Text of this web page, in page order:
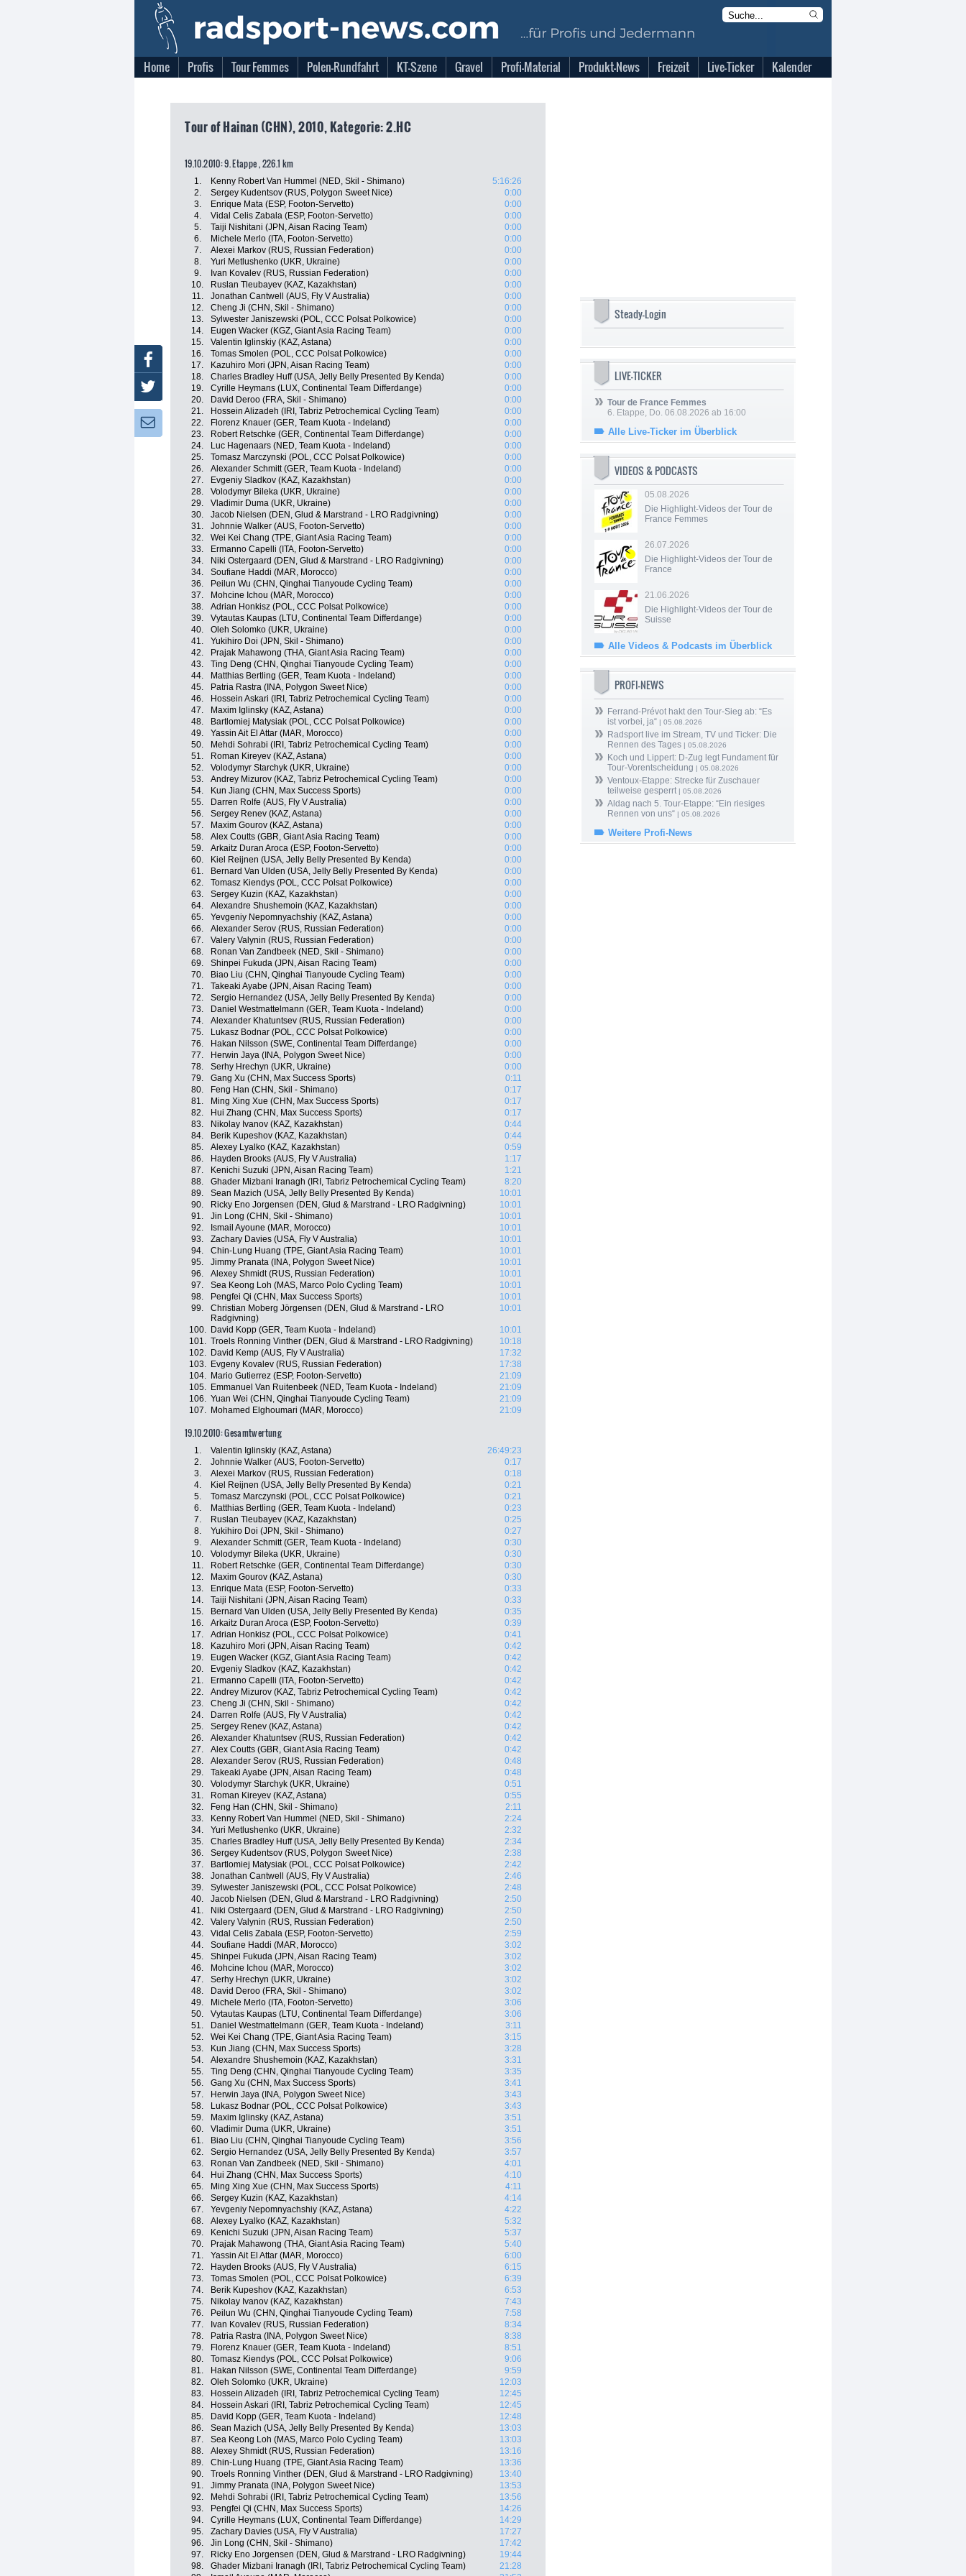
Home Profis Tour Femmes Polen-Rundfahrt KT-Szene Gravel Profi-Material Produkt-News Freizeit Live-Ticker Kalender
Tour of Hainan (CHN), 2010, Kategorie: 2.HC
19.10.2010: 9. Etappe , 226.1 km
1. Kenny Robert Van Hummel (NED, Skil - Shimano)
5:16:26
2.
Sergey Kudentsov (RUS, Polygon Sweet Nice)
0:00
3.
Enrique Mata (ESP, Footon-Servetto)
0:00
4.
Vidal Celis Zabala (ESP, Footon-Servetto)
0:00
5.
Taiji Nishitani (JPN, Aisan Racing Team)
0:00
6.
Michele Merlo (ITA, Footon-Servetto)
0:00
7.
Alexei Markov (RUS, Russian Federation)
0:00
8.
Yuri Metlushenko (UKR, Ukraine)
0:00
9.
Ivan Kovalev (RUS, Russian Federation)
0:00
10.
Ruslan Tleubayev (KAZ, Kazakhstan)
0:00
11.
Jonathan Cantwell (AUS, Fly V Australia)
0:00
12.
Cheng Ji (CHN, Skil - Shimano)
0:00
13.
Sylwester Janiszewski (POL, CCC Polsat Polkowice)
0:00
14.
Eugen Wacker (KGZ, Giant Asia Racing Team)
0:00
15.
Valentin Iglinskiy (KAZ, Astana)
0:00
16.
Tomas Smolen (POL, CCC Polsat Polkowice)
0:00
17.
Kazuhiro Mori (JPN, Aisan Racing Team)
0:00
18.
Charles Bradley Huff (USA, Jelly Belly Presented By Kenda)
0:00
19.
Cyrille Heymans (LUX, Continental Team Differdange)
0:00
20.
David Deroo (FRA, Skil - Shimano)
0:00
21.
Hossein Alizadeh (IRI, Tabriz Petrochemical Cycling Team)
0:00
22.
Florenz Knauer (GER, Team Kuota - Indeland)
0:00
23.
Robert Retschke (GER, Continental Team Differdange)
0:00
24.
Luc Hagenaars (NED, Team Kuota - Indeland)
0:00
25.
Tomasz Marczynski (POL, CCC Polsat Polkowice)
0:00
26.
Alexander Schmitt (GER, Team Kuota - Indeland)
0:00
27.
Evgeniy Sladkov (KAZ, Kazakhstan)
0:00
28.
Volodymyr Bileka (UKR, Ukraine)
0:00
29.
Vladimir Duma (UKR, Ukraine)
0:00
30.
Jacob Nielsen (DEN, Glud & Marstrand - LRO Radgivning)
0:00
31.
Johnnie Walker (AUS, Footon-Servetto)
0:00
32.
Wei Kei Chang (TPE, Giant Asia Racing Team)
0:00
33.
Ermanno Capelli (ITA, Footon-Servetto)
0:00
34.
Niki Ostergaard (DEN, Glud & Marstrand - LRO Radgivning)
0:00
34.
Soufiane Haddi (MAR, Morocco)
0:00
36.
Peilun Wu (CHN, Qinghai Tianyoude Cycling Team)
0:00
37.
Mohcine Ichou (MAR, Morocco)
0:00
38.
Adrian Honkisz (POL, CCC Polsat Polkowice)
0:00
39.
Vytautas Kaupas (LTU, Continental Team Differdange)
0:00
40.
Oleh Solomko (UKR, Ukraine)
0:00
41.
Yukihiro Doi (JPN, Skil - Shimano)
0:00
42.
Prajak Mahawong (THA, Giant Asia Racing Team)
0:00
43.
Ting Deng (CHN, Qinghai Tianyoude Cycling Team)
0:00
44.
Matthias Bertling (GER, Team Kuota - Indeland)
0:00
45.
Patria Rastra (INA, Polygon Sweet Nice)
0:00
46.
Hossein Askari (IRI, Tabriz Petrochemical Cycling Team)
0:00
47.
Maxim Iglinsky (KAZ, Astana)
0:00
48.
Bartlomiej Matysiak (POL, CCC Polsat Polkowice)
0:00
49.
Yassin Ait El Attar (MAR, Morocco)
0:00
50.
Mehdi Sohrabi (IRI, Tabriz Petrochemical Cycling Team)
0:00
51.
Roman Kireyev (KAZ, Astana)
0:00
52.
Volodymyr Starchyk (UKR, Ukraine)
0:00
53.
Andrey Mizurov (KAZ, Tabriz Petrochemical Cycling Team)
0:00
54.
Kun Jiang (CHN, Max Success Sports)
0:00
55.
Darren Rolfe (AUS, Fly V Australia)
0:00
56.
Sergey Renev (KAZ, Astana)
0:00
57.
Maxim Gourov (KAZ, Astana)
0:00
58.
Alex Coutts (GBR, Giant Asia Racing Team)
0:00
59.
Arkaitz Duran Aroca (ESP, Footon-Servetto)
0:00
60.
Kiel Reijnen (USA, Jelly Belly Presented By Kenda)
0:00
61.
Bernard Van Ulden (USA, Jelly Belly Presented By Kenda)
0:00
62.
Tomasz Kiendys (POL, CCC Polsat Polkowice)
0:00
63.
Sergey Kuzin (KAZ, Kazakhstan)
0:00
64.
Alexandre Shushemoin (KAZ, Kazakhstan)
0:00
65.
Yevgeniy Nepomnyachshiy (KAZ, Astana)
0:00
66.
Alexander Serov (RUS, Russian Federation)
0:00
67.
Valery Valynin (RUS, Russian Federation)
0:00
68.
Ronan Van Zandbeek (NED, Skil - Shimano)
0:00
69.
Shinpei Fukuda (JPN, Aisan Racing Team)
0:00
70.
Biao Liu (CHN, Qinghai Tianyoude Cycling Team)
0:00
71.
Takeaki Ayabe (JPN, Aisan Racing Team)
0:00
72.
Sergio Hernandez (USA, Jelly Belly Presented By Kenda)
0:00
73.
Daniel Westmattelmann (GER, Team Kuota - Indeland)
0:00
74.
Alexander Khatuntsev (RUS, Russian Federation)
0:00
75.
Lukasz Bodnar (POL, CCC Polsat Polkowice)
0:00
76.
Hakan Nilsson (SWE, Continental Team Differdange)
0:00
77.
Herwin Jaya (INA, Polygon Sweet Nice)
0:00
78.
Serhy Hrechyn (UKR, Ukraine)
0:00
79.
Gang Xu (CHN, Max Success Sports)
0:11
80.
Feng Han (CHN, Skil - Shimano)
0:17
81.
Ming Xing Xue (CHN, Max Success Sports)
0:17
82.
Hui Zhang (CHN, Max Success Sports)
0:17
83.
Nikolay Ivanov (KAZ, Kazakhstan)
0:44
84.
Berik Kupeshov (KAZ, Kazakhstan)
0:44
85.
Alexey Lyalko (KAZ, Kazakhstan)
0:59
86.
Hayden Brooks (AUS, Fly V Australia)
1:17
87.
Kenichi Suzuki (JPN, Aisan Racing Team)
1:21
88.
Ghader Mizbani Iranagh (IRI, Tabriz Petrochemical Cycling Team)
8:20
89.
Sean Mazich (USA, Jelly Belly Presented By Kenda)
10:01
90.
Ricky Eno Jorgensen (DEN, Glud & Marstrand - LRO Radgivning)
10:01
91.
Jin Long (CHN, Skil - Shimano)
10:01
92.
Ismail Ayoune (MAR, Morocco)
10:01
93.
Zachary Davies (USA, Fly V Australia)
10:01
94.
Chin-Lung Huang (TPE, Giant Asia Racing Team)
10:01
95.
Jimmy Pranata (INA, Polygon Sweet Nice)
10:01
96.
Alexey Shmidt (RUS, Russian Federation)
10:01
97.
Sea Keong Loh (MAS, Marco Polo Cycling Team)
10:01
98.
Pengfei Qi (CHN, Max Success Sports)
10:01
99.
Christian Moberg Jörgensen (DEN, Glud & Marstrand - LRO
Radgivning)
10:01
100. David Kopp (GER, Team Kuota - Indeland)
10:01
101. Troels Ronning Vinther (DEN, Glud & Marstrand - LRO Radgivning)
10:18
102.
David Kemp (AUS, Fly V Australia)
17:32
103.
Evgeny Kovalev (RUS, Russian Federation)
17:38
104.
Mario Gutierrez (ESP, Footon-Servetto)
21:09
105.
Emmanuel Van Ruitenbeek (NED, Team Kuota - Indeland)
21:09
106. Yuan Wei (CHN, Qinghai Tianyoude Cycling Team)
21:09
107.
Mohamed Elghoumari (MAR, Morocco) 21:09
19.10.2010: Gesamtwertung
1. Valentin Iglinskiy (KAZ, Astana)
26:49:23
2.
Johnnie Walker (AUS, Footon-Servetto)
0:17
3.
Alexei Markov (RUS, Russian Federation)
0:18
4.
Kiel Reijnen (USA, Jelly Belly Presented By Kenda)
0:21
5.
Tomasz Marczynski (POL, CCC Polsat Polkowice)
0:21
6.
Matthias Bertling (GER, Team Kuota - Indeland)
0:23
7.
Ruslan Tleubayev (KAZ, Kazakhstan)
0:25
8.
Yukihiro Doi (JPN, Skil - Shimano)
0:27
9.
Alexander Schmitt (GER, Team Kuota - Indeland)
0:30
10.
Volodymyr Bileka (UKR, Ukraine)
0:30
11.
Robert Retschke (GER, Continental Team Differdange)
0:30
12.
Maxim Gourov (KAZ, Astana)
0:30
13.
Enrique Mata (ESP, Footon-Servetto)
0:33
14.
Taiji Nishitani (JPN, Aisan Racing Team)
0:33
15.
Bernard Van Ulden (USA, Jelly Belly Presented By Kenda)
0:35
16.
Arkaitz Duran Aroca (ESP, Footon-Servetto)
0:39
17.
Adrian Honkisz (POL, CCC Polsat Polkowice)
0:41
18.
Kazuhiro Mori (JPN, Aisan Racing Team)
0:42
19.
Eugen Wacker (KGZ, Giant Asia Racing Team)
0:42
20.
Evgeniy Sladkov (KAZ, Kazakhstan)
0:42
21.
Ermanno Capelli (ITA, Footon-Servetto)
0:42
22.
Andrey Mizurov (KAZ, Tabriz Petrochemical Cycling Team)
0:42
23.
Cheng Ji (CHN, Skil - Shimano)
0:42
24.
Darren Rolfe (AUS, Fly V Australia)
0:42
25.
Sergey Renev (KAZ, Astana)
0:42
26.
Alexander Khatuntsev (RUS, Russian Federation)
0:42
27.
Alex Coutts (GBR, Giant Asia Racing Team)
0:42
28.
Alexander Serov (RUS, Russian Federation)
0:48
29.
Takeaki Ayabe (JPN, Aisan Racing Team)
0:48
30.
Volodymyr Starchyk (UKR, Ukraine)
0:51
31.
Roman Kireyev (KAZ, Astana)
0:55
32.
Feng Han (CHN, Skil - Shimano)
2:11
33.
Kenny Robert Van Hummel (NED, Skil - Shimano)
2:24
34.
Yuri Metlushenko (UKR, Ukraine)
2:32
35.
Charles Bradley Huff (USA, Jelly Belly Presented By Kenda)
2:34
36.
Sergey Kudentsov (RUS, Polygon Sweet Nice)
2:38
37.
Bartlomiej Matysiak (POL, CCC Polsat Polkowice)
2:42
38.
Jonathan Cantwell (AUS, Fly V Australia)
2:46
39.
Sylwester Janiszewski (POL, CCC Polsat Polkowice)
2:48
40.
Jacob Nielsen (DEN, Glud & Marstrand - LRO Radgivning)
2:50
41.
Niki Ostergaard (DEN, Glud & Marstrand - LRO Radgivning)
2:50
42.
Valery Valynin (RUS, Russian Federation)
2:50
43.
Vidal Celis Zabala (ESP, Footon-Servetto)
2:59
44.
Soufiane Haddi (MAR, Morocco)
3:02
45.
Shinpei Fukuda (JPN, Aisan Racing Team)
3:02
46.
Mohcine Ichou (MAR, Morocco)
3:02
47.
Serhy Hrechyn (UKR, Ukraine)
3:02
48.
David Deroo (FRA, Skil - Shimano)
3:02
49.
Michele Merlo (ITA, Footon-Servetto)
3:06
50.
Vytautas Kaupas (LTU, Continental Team Differdange)
3:06
51.
Daniel Westmattelmann (GER, Team Kuota - Indeland)
3:11
52.
Wei Kei Chang (TPE, Giant Asia Racing Team)
3:15
53.
Kun Jiang (CHN, Max Success Sports)
3:28
54.
Alexandre Shushemoin (KAZ, Kazakhstan)
3:31
55.
Ting Deng (CHN, Qinghai Tianyoude Cycling Team)
3:35
56.
Gang Xu (CHN, Max Success Sports)
3:41
57.
Herwin Jaya (INA, Polygon Sweet Nice)
3:43
58.
Lukasz Bodnar (POL, CCC Polsat Polkowice)
3:43
59.
Maxim Iglinsky (KAZ, Astana)
3:51
60.
Vladimir Duma (UKR, Ukraine)
3:51
61.
Biao Liu (CHN, Qinghai Tianyoude Cycling Team)
3:56
62.
Sergio Hernandez (USA, Jelly Belly Presented By Kenda)
3:57
63.
Ronan Van Zandbeek (NED, Skil - Shimano)
4:01
64.
Hui Zhang (CHN, Max Success Sports)
4:10
65.
Ming Xing Xue (CHN, Max Success Sports)
4:11
66.
Sergey Kuzin (KAZ, Kazakhstan)
4:14
67.
Yevgeniy Nepomnyachshiy (KAZ, Astana)
4:22
68.
Alexey Lyalko (KAZ, Kazakhstan)
5:32
69.
Kenichi Suzuki (JPN, Aisan Racing Team)
5:37
70.
Prajak Mahawong (THA, Giant Asia Racing Team)
5:40
71.
Yassin Ait El Attar (MAR, Morocco)
6:00
72.
Hayden Brooks (AUS, Fly V Australia)
6:15
73.
Tomas Smolen (POL, CCC Polsat Polkowice)
6:39
74.
Berik Kupeshov (KAZ, Kazakhstan)
6:53
75.
Nikolay Ivanov (KAZ, Kazakhstan)
7:43
76.
Peilun Wu (CHN, Qinghai Tianyoude Cycling Team)
7:58
77.
Ivan Kovalev (RUS, Russian Federation)
8:34
78.
Patria Rastra (INA, Polygon Sweet Nice)
8:38
79.
Florenz Knauer (GER, Team Kuota - Indeland)
8:51
80.
Tomasz Kiendys (POL, CCC Polsat Polkowice)
9:06
81.
Hakan Nilsson (SWE, Continental Team Differdange)
9:59
82.
Oleh Solomko (UKR, Ukraine)
12:03
83.
Hossein Alizadeh (IRI, Tabriz Petrochemical Cycling Team)
12:45
84.
Hossein Askari (IRI, Tabriz Petrochemical Cycling Team)
12:45
85.
David Kopp (GER, Team Kuota - Indeland)
12:48
86.
Sean Mazich (USA, Jelly Belly Presented By Kenda)
13:03
87.
Sea Keong Loh (MAS, Marco Polo Cycling Team)
13:03
88.
Alexey Shmidt (RUS, Russian Federation)
13:16
89.
Chin-Lung Huang (TPE, Giant Asia Racing Team)
13:36
90.
Troels Ronning Vinther (DEN, Glud & Marstrand - LRO Radgivning)
13:40
91.
Jimmy Pranata (INA, Polygon Sweet Nice)
13:53
92.
Mehdi Sohrabi (IRI, Tabriz Petrochemical Cycling Team)
13:56
93.
Pengfei Qi (CHN, Max Success Sports)
14:26
94.
Cyrille Heymans (LUX, Continental Team Differdange)
14:29
95.
Zachary Davies (USA, Fly V Australia)
17:27
96.
Jin Long (CHN, Skil - Shimano)
17:42
97.
Ricky Eno Jorgensen (DEN, Glud & Marstrand - LRO Radgivning)
19:44
98.
Ghader Mizbani Iranagh (IRI, Tabriz Petrochemical Cycling Team)
21:28
Steady-Login
LIVE-TICKER
Tour de France Femmes
6. Etappe, Do. 06.08.2026 ab 16:00
Alle Live-Ticker im Überblick
VIDEOS & PODCASTS
05.08.2026
Die Highlight-Videos der Tour de
France Femmes
26.07.2026
Die Highlight-Videos der Tour de
France
21.06.2026
Die Highlight-Videos der Tour de
Suisse
Alle Videos & Podcasts im Überblick
PROFI-NEWS
Ferrand-Prévot hakt den Tour-Sieg ab: “Es
ist vorbei, ja“ | 05.08.2026
Radsport live im Stream, TV und Ticker: Die
Rennen des Tages | 05.08.2026
Koch und Lippert: D-Zug legt Fundament für
Tour-Vorentscheidung | 05.08.2026
Ventoux-Etappe: Strecke für Zuschauer
teilweise gesperrt| 05.08.2026
Aldag nach 5. Tour-Etappe: “Ein riesiges
Rennen von uns“ | 05.08.2026
Weitere Profi-News
Facebook
Twitter
Newsletter: